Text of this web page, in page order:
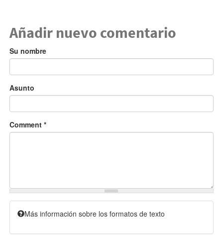
Añadir nuevo comentario
Su nombre
Asunto
Comment *
Más información sobre los formatos de texto